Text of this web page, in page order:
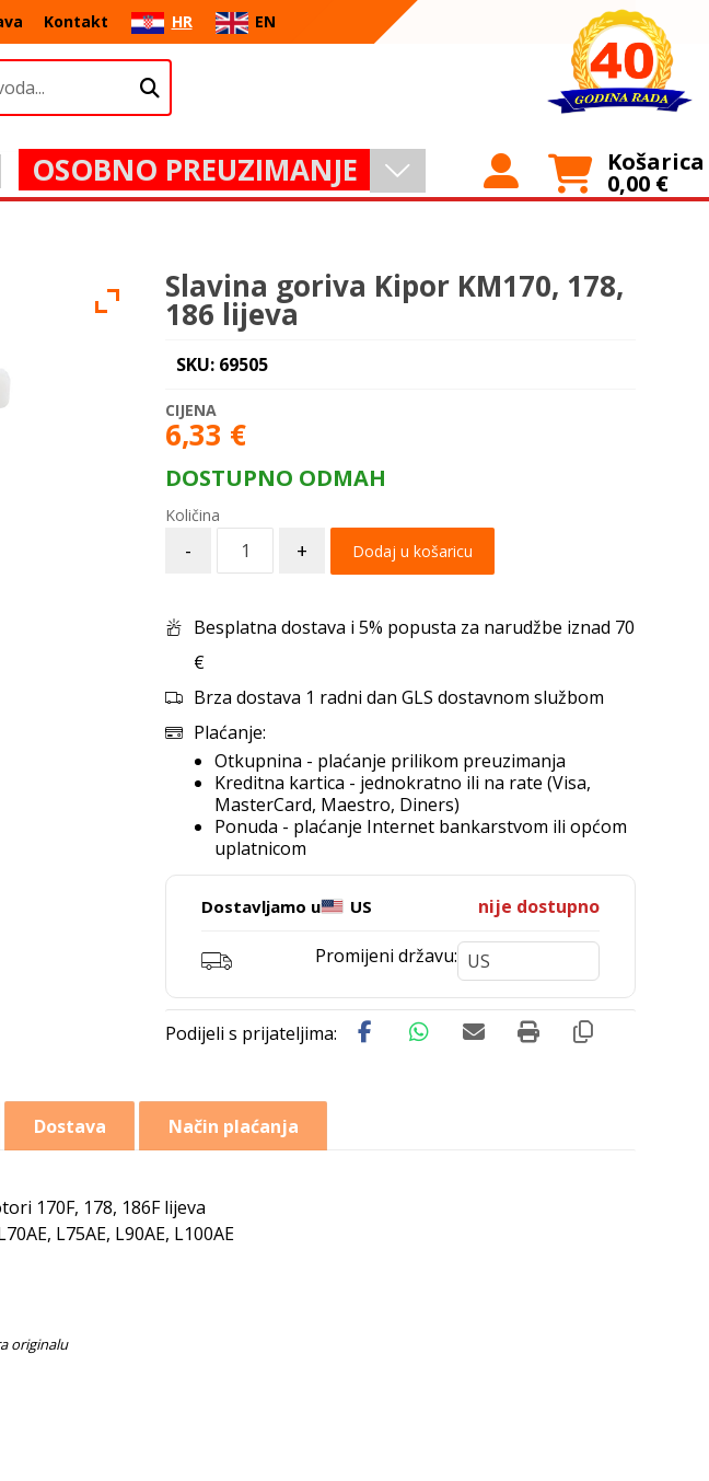
Kontakt HR EN
OSOBNO PREUZIMANJE Košarica
0,00 €
Slavina goriva Kipor KM170, 178,
186 lijeva
SKU: 69505
6,33 €
DOSTUPNO ODMAH
- + Dodaj u košaricu
Besplatna dostava i 5% popusta za narudžbe iznad 70
€
Brza dostava 1 radni dan GLS dostavnom službom
Plaćanje:
Otkupnina - plaćanje prilikom preuzimanja
Kreditna kartica - jednokratno ili na rate (Visa,
MasterCard, Maestro, Diners)
Ponuda - plaćanje Internet bankarstvom ili općom
uplatnicom
Dostavljamo u US nije dostupno
Promijeni državu:
Dostava Način plaćanja
170F, 178, 186F lijeva
L75AE, L90AE, L100AE